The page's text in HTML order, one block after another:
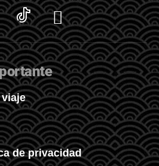
de privacidad